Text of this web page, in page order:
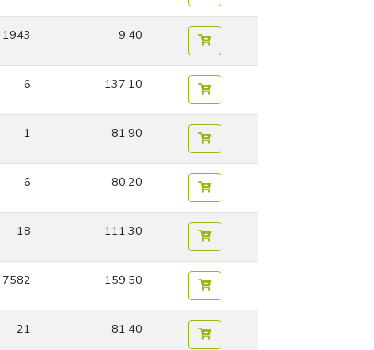
1943 9,40
6 137,10
1 81,90
6 80,20
18 111,30
7582 159,50
21 81,40